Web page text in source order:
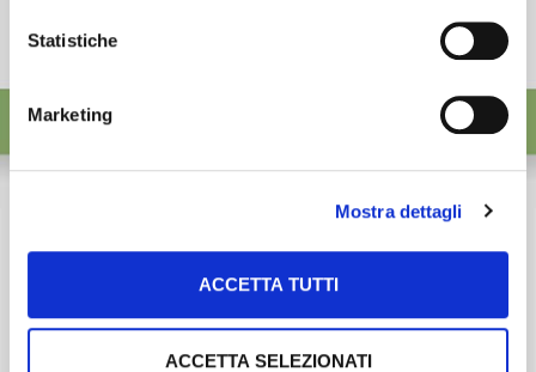
Statistiche
Marketing
Mostra dettagli
ACCETTA TUTTI
ACCETTA SELEZIONATI